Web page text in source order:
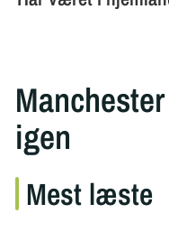
igen
Mest læste